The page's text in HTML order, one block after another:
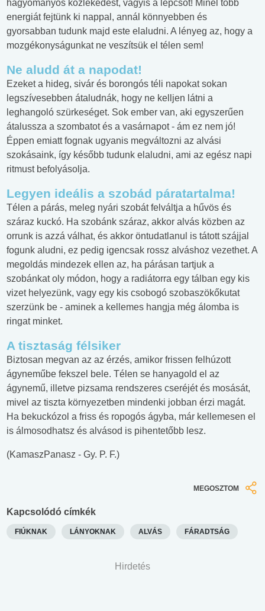
hagyományos közlekedést, vagyis a lépcsőt! Minél több
energiát fejtünk ki nappal, annál könnyebben és
gyorsabban tudunk majd este elaludni. A lényeg az, hogy a
mozgékonyságunkat ne veszítsük el télen sem!
Ne aludd át a napodat!
Ezeket a hideg, sivár és borongós téli napokat sokan
legszívesebben átaludnák, hogy ne kelljen látni a
leghangoló szürkeséget. Sok ember van, aki egyszerűen
átalussza a szombatot és a vasárnapot - ám ez nem jó!
Éppen emiatt fognak ugyanis megváltozni az alvási
szokásaink, így később tudunk elaludni, ami az egész napi
ritmust befolyásolja.
Legyen ideális a szobád páratartalma!
Télen a párás, meleg nyári szobát felváltja a hűvös és
száraz kuckó. Ha szobánk száraz, akkor alvás közben az
orrunk is azzá válhat, és akkor öntudatlanul is tátott szájjal
fogunk aludni, ez pedig igencsak rossz alváshoz vezethet. A
megoldás mindezek ellen az, ha párásan tartjuk a
szobánkat oly módon, hogy a radiátorra egy tálban egy kis
vizet helyezünk, vagy egy kis csobogó szobaszökőkutat
szerzünk be - aminek a kellemes hangja még álomba is
ringat minket.
A tisztaság félsiker
Biztosan megvan az az érzés, amikor frissen felhúzott
ágyneműbe fekszel bele. Télen se hanyagold el az
ágynemű, illetve pizsama rendszeres cseréjét és mosását,
mivel az tiszta környezetben mindenki jobban érzi magát.
Ha bekuckózol a friss és ropogós ágyba, már kellemesen el
is álmosodhatsz és alvásod is pihentetőbb lesz.
(KamaszPanasz - Gy. P. F.)
MEGOSZTOM
Kapcsolódó címkék
FIÚKNAK LÁNYOKNAK ALVÁS FÁRADTSÁG
Hirdetés